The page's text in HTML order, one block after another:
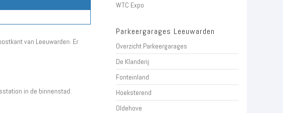
van Leeuwarden. Er
in de binnenstad.
WTC Expo
Parkeergarages Leeuwarden
Overzicht Parkeergarages
De Klanderij
Fonteinland
Hoeksterend
Oldehove